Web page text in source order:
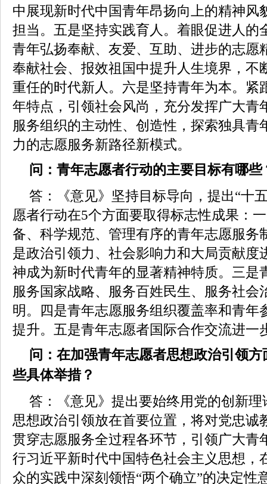
中展现新时代中国青年昂扬向上的精神风
担当。五是坚持实践育人。着眼促进人的
青年弘扬奉献、友爱、互助、进步的志愿
奉献社会、报效祖国中提升人生境界，不
重任的时代新人。六是坚持青年为本。紧
年特点，引领社会风尚，充分发挥广大青
服务组织的主动性、创造性，探索独具青
力的志愿服务新路径新模式。
问：青年志愿者行动的主要目标有哪些
答：《意见》坚持目标导向，提出“十
愿者行动在5个方面要取得标志性成果：
备、科学规范、管理有序的青年志愿服务
是政治引领力、社会影响力和大局贡献度
神成为新时代青年的显著精神特质。三是
服务国家战略、服务百姓民生、服务社会
明。四是青年志愿服务组织覆盖率和青年
提升。五是青年志愿者国际合作交流进一
问：在加强青年志愿者思想政治引领
些具体举措？
答：《意见》提出要始终用党的创新
思想政治引领放在首要位置，将对党忠诚
贯穿志愿服务全过程各环节，引领广大青
行习近平新时代中国特色社会主义思想，
众的实践中深刻领悟“两个确立”的决定性